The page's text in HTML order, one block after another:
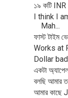
১৯ কটি INR
I think I
Mah...
ফাস্ট টাইম
Works at
Dollar
একটা
বলছি আমার
আমার